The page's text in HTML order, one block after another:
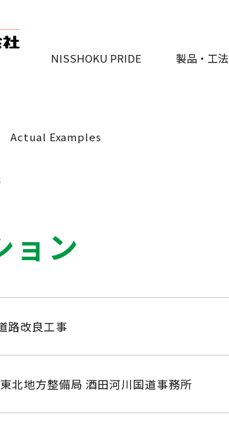
NISSHOKU PRIDE 製品・工法
Actual Examples
ョン
路改良工事
北地方整備局 酒田河川国道事務所